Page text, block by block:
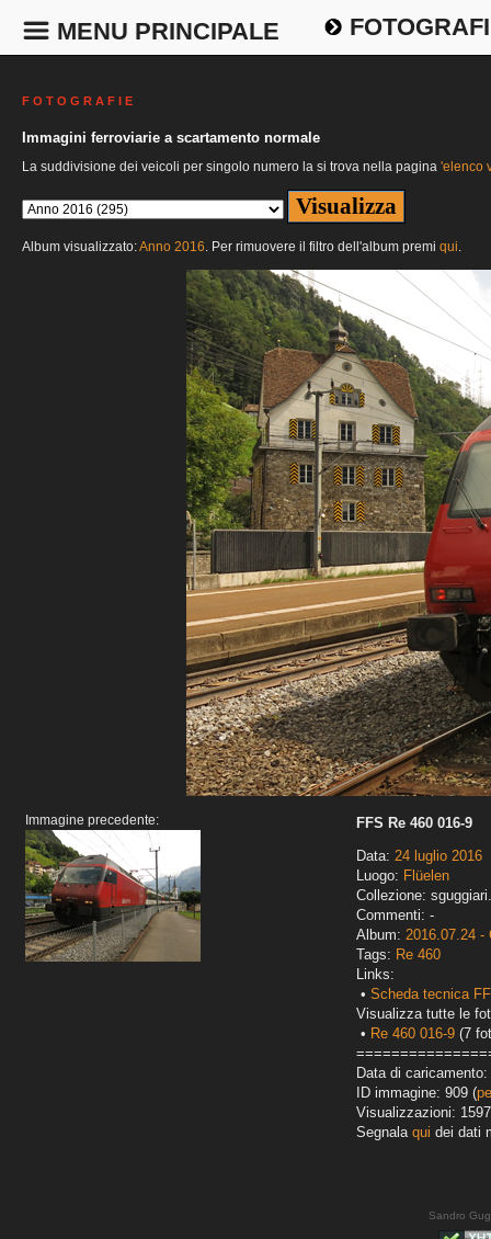
MENU PRINCIPALE
F O T O G R A F I E
Immagini ferroviarie a scartamento normale
La suddivisione dei veicoli per singolo numero la si trova nella pagina 'elenco
Album visualizzato:Anno 2016. Per rimuovere il filtro dell'album premi qui.
Immagine precedente:
FFS Re 460 016-9
Data: 24 luglio 2016
Luogo: Flüelen
Collezione:
Commenti: -
Album: 2016.07.24 -
Tags: Re 460
Links:
• Scheda tecnica
Visualizza tutte le
• Re 460 016-9 (7
Data di caricamento:
ID immagine: 909 (
Visualizzazioni: 1597
Segnala qui dei dati
Sandro